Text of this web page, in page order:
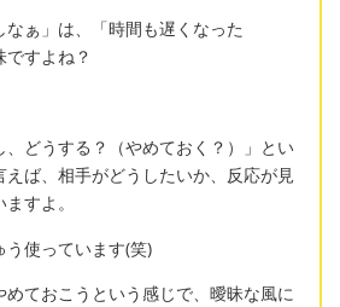
なぁ」は、「時間も遅くなった
ですよね？
、どうする？（やめておく？）」とい
えば、相手がどうしたいか、反応が見
すよ。
使っています(笑)
ておこうという感じで、曖昧な風に